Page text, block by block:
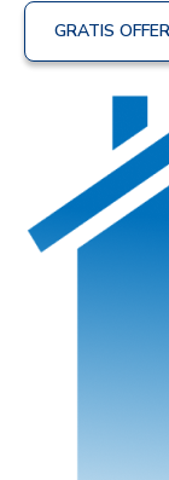
GRATIS